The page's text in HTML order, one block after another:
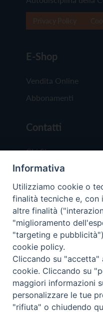
E-Shop
Vendita Online
Abbonamenti
Contatti
Chi Siamo
Redazione
Scrivici
Copyright © 2019
Trentina Editrice
Privacy Policy
Informativa
Utilizziamo cookie o
finalità tecniche e, con
altre finalità
"miglioramento
"targeting e
cookie policy.
Cliccando su
cookie. Cliccando su
maggiori informazioni
personalizzare le tue
"rifiuta" o chiudendo